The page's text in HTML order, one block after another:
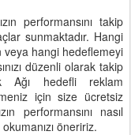
performansını takip
sunmaktadır. Hangi
veya hangi hedeflemeyi
düzenli olarak takip
Ağı hedefli reklam
için size ücretsiz
performansını nasıl
öneririz.